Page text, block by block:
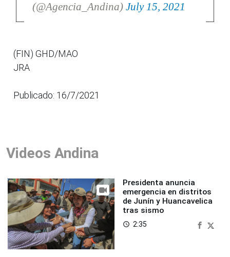
(@Agencia_Andina) July 15, 2021
(FIN) GHD/MAO
JRA
Publicado: 16/7/2021
Videos Andina
Presidenta anuncia
emergencia en distritos
de Junín y Huancavelica
tras sismo
access_time 2:35